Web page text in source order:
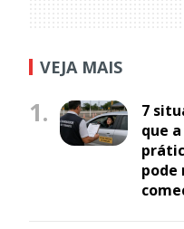
VEJA MAIS
1.
7
que
pode